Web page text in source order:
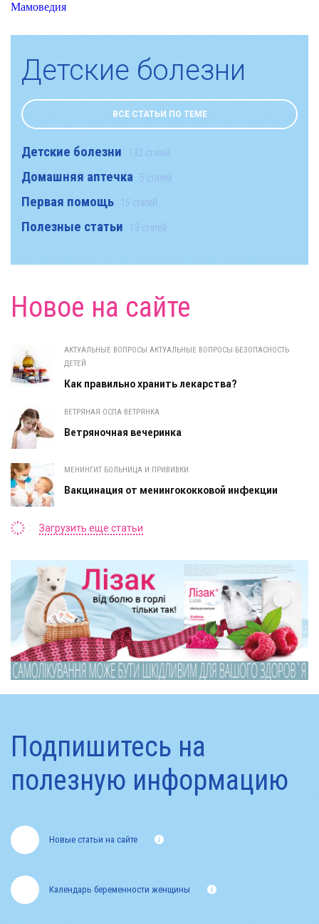
Мамоведия
Детские болезни
ВСЕ СТАТЬИ ПО ТЕМЕ
Детские болезни 132 статей
Домашняя аптечка 5 статей
Первая помощь 15 статей
Полезные статьи 13 статей
Новое на сайте
АКТУАЛЬНЫЕ ВОПРОСЫ АКТУАЛЬНЫЕ ВОПРОСЫ БЕЗОПАСНОСТЬ
ДЕТЕЙ
Как правильно хранить лекарства?
ВЕТРЯНАЯ ОСПА ВЕТРЯНКА
Ветряночная вечеринка
МЕНИНГИТ БОЛЬНИЦА И ПРИВИВКИ
Вакцинация от менингококковой инфекции
Загрузить еще статьи
Подпишитесь на
полезную информацию
Новые статьи на сайте
Календарь беременности женщины